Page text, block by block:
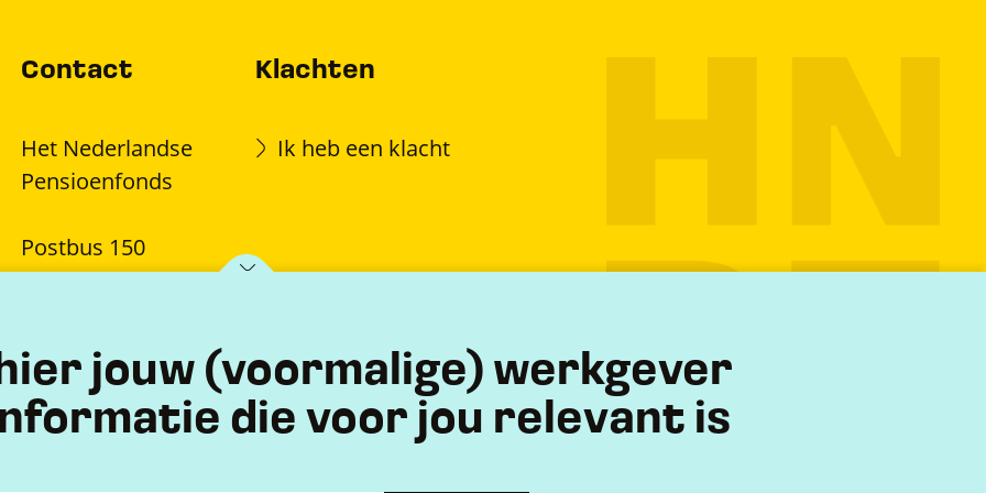
jouw (voormalige) werkgever
die voor jou relevant is
Contact
Het Nederlandse
Pensioenfonds
Postbus 150
7770 AD Hardenberg
Klachten
Ik heb een klacht